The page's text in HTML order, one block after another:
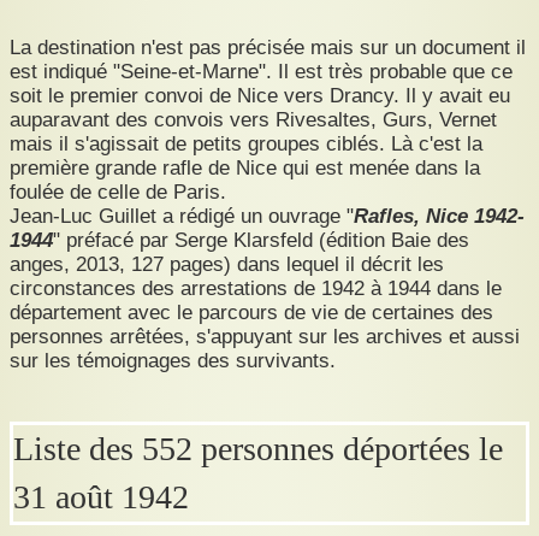
La destination n'est pas précisée mais sur un document il
est indiqué "Seine-et-Marne". Il est très probable que ce
soit le premier convoi de Nice vers Drancy. Il y avait eu
auparavant des convois vers Rivesaltes, Gurs, Vernet
mais il s'agissait de petits groupes ciblés. Là c'est la
première grande rafle de Nice qui est menée dans la
foulée de celle de Paris.
Jean-Luc Guillet a rédigé un ouvrage "Rafles, Nice 1942-
1944" préfacé par Serge Klarsfeld (édition Baie des
anges, 2013, 127 pages) dans lequel il décrit les
circonstances des arrestations de 1942 à 1944 dans le
département avec le parcours de vie de certaines des
personnes arrêtées, s'appuyant sur les archives et aussi
sur les témoignages des survivants.
Liste des 552 personnes déportées le
31 août 1942